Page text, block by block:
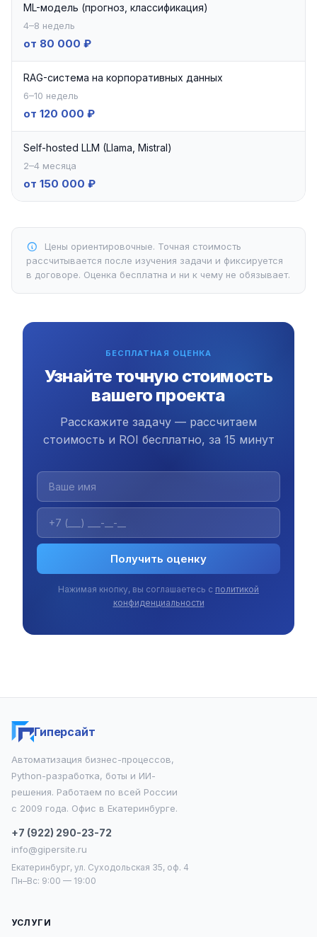
ML-модель (прогноз, классификация)
4–8 недель
от 80 000 ₽
RAG-система на корпоративных данных
6–10 недель
от 120 000 ₽
Self-hosted LLM (Llama, Mistral)
2–4 месяца
от 150 000 ₽
Цены ориентировочные. Точная стоимость
рассчитывается после изучения задачи и фиксируется
в договоре. Оценка бесплатна и ни к чему не обязывает.
БЕСПЛАТНАЯ ОЦЕНКА
Узнайте точную стоимость
вашего проекта
Расскажите задачу — рассчитаем
стоимость и ROI бесплатно, за 15 минут
Получить оценку
Нажимая кнопку, вы соглашаетесь с политикой
конфиденциальности
Гиперсайт
Автоматизация бизнес-процессов,
Python-разработка, боты и ИИ-
решения. Работаем по всей России
с 2009 года. Офис в Екатеринбурге.
+7 (922) 290-23-72
info@gipersite.ru
Екатеринбург, ул. Суходольская 35, оф. 4
Пн–Вс: 9:00 — 19:00
УСЛУГИ